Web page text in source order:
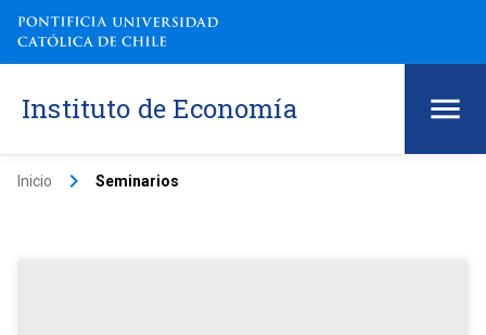
Instituto de Economía
Inicio keyboard_arrow_right Seminarios